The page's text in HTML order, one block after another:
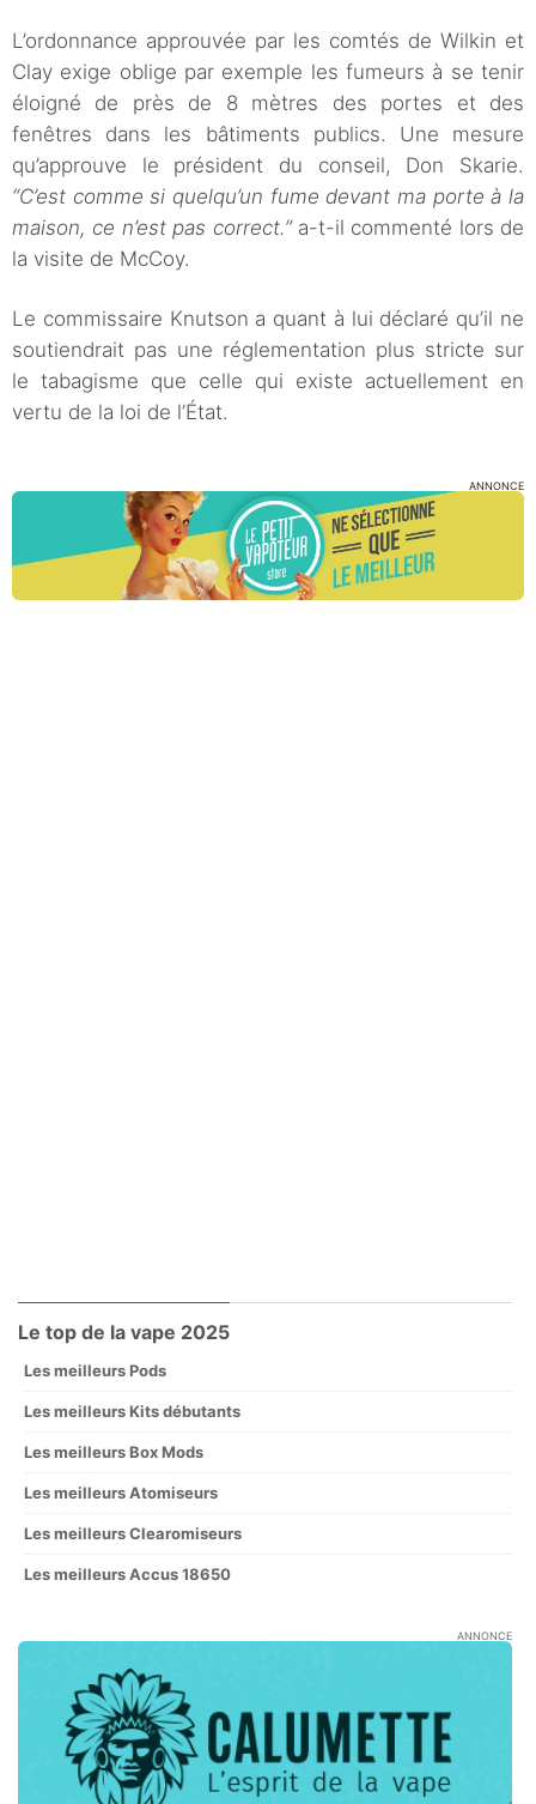
L’ordonnance approuvée par les comtés de Wilkin et
Clay exige oblige par exemple les fumeurs à se tenir
éloigné de près de 8 mètres des portes et des
fenêtres dans les bâtiments publics. Une mesure
qu’approuve le président du conseil, Don Skarie.
“C’est comme si quelqu’un fume devant ma porte à la
maison, ce n’est pas correct.”a-t-il commenté lors de
la visite de McCoy.
Le commissaire Knutson a quant à lui déclaré qu’il ne
soutiendrait pas une réglementation plus stricte sur
le tabagisme que celle qui existe actuellement en
vertu de la loi de l’État.
ANNONCE
Le top de la vape 2025
Les meilleurs Pods
Les meilleurs Kits débutants
Les meilleurs Box Mods
Les meilleurs Atomiseurs
Les meilleurs Clearomiseurs
Les meilleurs Accus 18650
ANNONCE